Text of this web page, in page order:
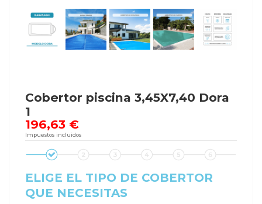
Cobertor piscina 3,45X7,40 Dora
1
196,63 €
Impuestos incluidos
ELIGE EL TIPO DE COBERTOR
QUE NECESITAS